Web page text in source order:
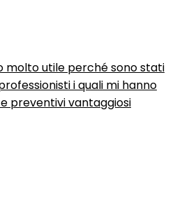
molto utile perché sono stati
i quali mi hanno
preventivi vantaggiosi